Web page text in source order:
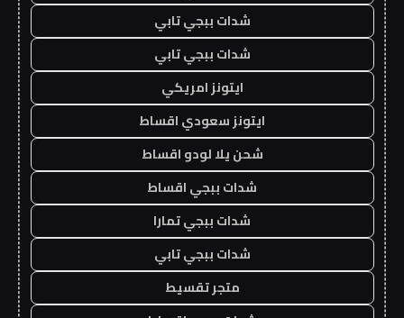
شدات ببجي تابي
شدات ببجي تابي
ايتونز امريكي
ايتونز سعودي اقساط
شحن يلا لودو اقساط
شدات ببجي اقساط
شدات ببجي تمارا
شدات ببجي تابي
متجر تقسيط